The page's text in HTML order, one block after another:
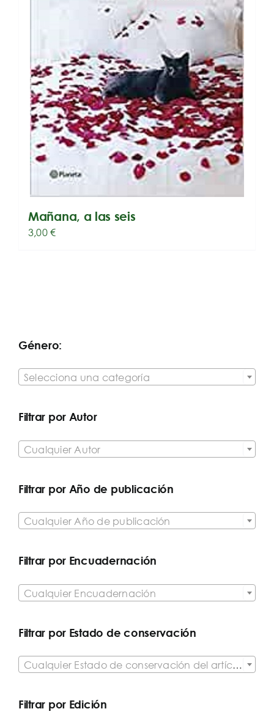
Mañana, a las seis
3,00€
Género:
Selecciona una categoría
Filtrar por Autor
Cualquier Autor
Filtrar por Año de publicación
Cualquier Año de publicación
Filtrar por Encuadernación
Cualquier Encuadernación
Filtrar por Estado de conservación
Cualquier Estado de conservación del artículo
Filtrar por Edición